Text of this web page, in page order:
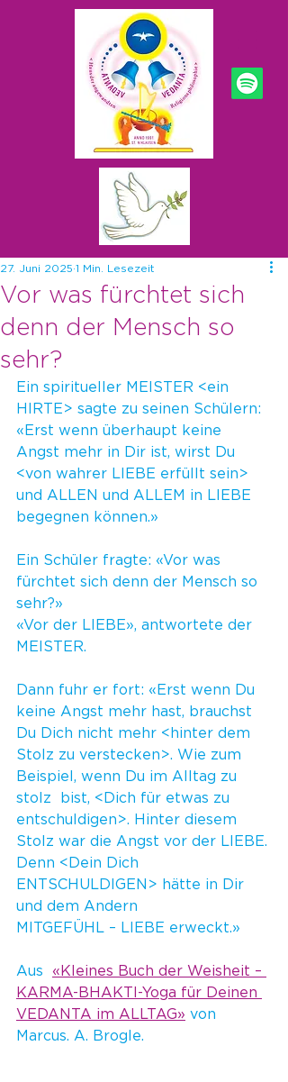
Vor was fürchtet sich
denn der Mensch so
sehr?
27. Juni 2025 1 Min. Lesezeit
Ein spiritueller MEISTER <ein
HIRTE> sagte zu seinen Schülern:
«Erst wenn überhaupt keine
Angst mehr in Dir ist, wirst Du
<von wahrer LIEBE erfüllt sein>
und ALLEN und ALLEM in LIEBE
begegnen können.»
Ein Schüler fragte: «Vor was
fürchtet sich denn der Mensch so
sehr?»
«Vor der LIEBE», antwortete der
MEISTER.
Dann fuhr er fort: «Erst wenn Du
keine Angst mehr hast, brauchst
Du Dich nicht mehr <hinter dem
Stolz zu verstecken>. Wie zum
Beispiel, wenn Du im Alltag zu
stolz  bist, <Dich für etwas zu
entschuldigen>. Hinter diesem
Stolz war die Angst vor der LIEBE.
Denn <Dein Dich
ENTSCHULDIGEN> hätte in Dir
und dem Andern
MITGEFÜHL – LIEBE erweckt.»
Aus «Kleines Buch der Weisheit –
KARMA-BHAKTI-Yoga für Deinen
VEDANTA im ALLTAG» von
Marcus. A. Brogle.